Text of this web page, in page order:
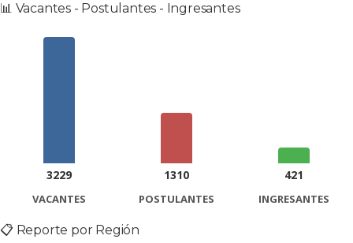
📊 Vacantes - Postulantes - Ingresantes
3229
VACANTES
1310
POSTULANTES
421
INGRESANTES
📋 Reporte por Región